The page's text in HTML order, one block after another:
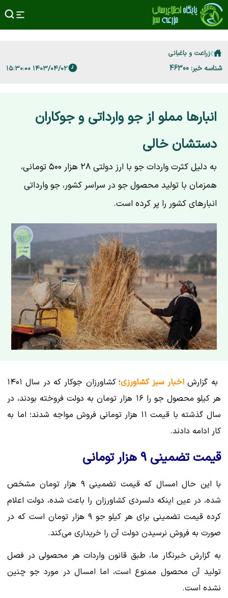
زراعت و باغبانی
شناسه خبر: 46300 ۱۴۰۳/۰۴/۰۲ ۱۵:۳۰:۰۰
انبارها مملو از جو وارداتی و جوکاران
دستشان خالی
به دلیل کثرت واردات جو با ارز دولتی ۲۸ هزار ۵۰۰ تومانی،
همزمان با تولید محصول جو در سراسر کشور، جو وارداتی
انبارهای کشور را پر کرده است.
به گزارش اخبار سبز کشاورزی
؛ کشاورزان جوکار که در سال ۱۴۰۱
هر کیلو محصول جو را ۱۶ هزار تومان به دولت فروخته بودند، در
سال گذشته با قیمت ۱۱ هزار تومانی فروش مواجه شدند؛ اما به
کار ادامه دادند.
قیمت تضمینی ۹ هزار تومانی
با این حال امسال که قیمت تضمینی ۹ هزار تومان مشخص
شده، در عین اینکه دلسردی کشاورزان را باعث شده، دولت اعلام
کرده قیمت تضمینی برای هر کیلو جو ۹ هزار تومان است که در
صورت به فروش نرسیدن دولت آن را خریداری می‌کند.
به گزارش خبرنگار ما، طبق قانون واردات هر محصولی در فصل
تولید آن محصول ممنوع است، اما امسال در مورد جو چنین
نشده است.